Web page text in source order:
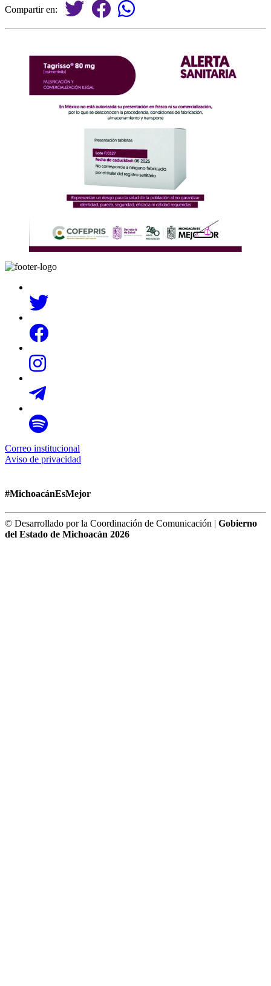
Compartir en:
Correo institucional
Aviso de privacidad
#MichoacánEsMejor
© Desarrollado por la Coordinación de Comunicación | Gobierno
del Estado de Michoacán 2026